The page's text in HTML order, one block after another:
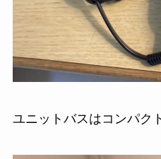
ユニットバスはコンパク